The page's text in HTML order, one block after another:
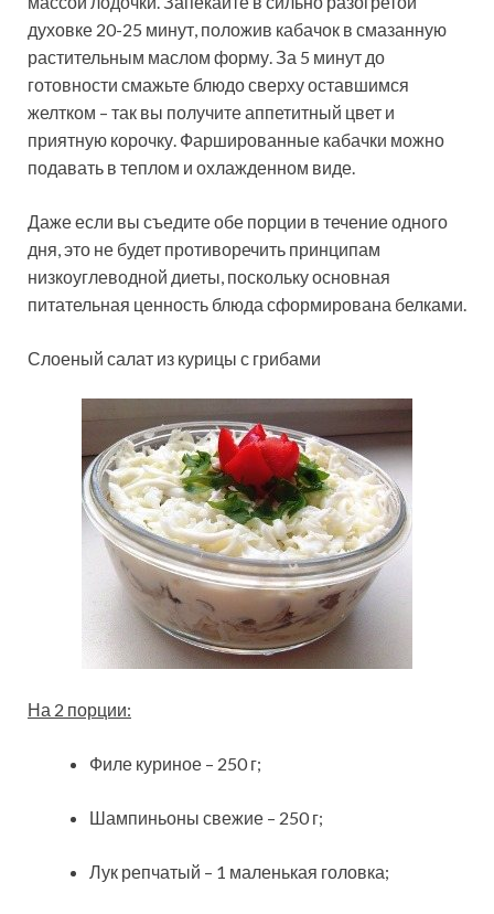
духовке 20-25 минут, положив кабачок в смазанную
растительным маслом форму. За 5 минут до
готовности смажьте блюдо сверху оставшимся
желтком – так вы получите аппетитный цвет и
приятную корочку. Фаршированные кабачки можно
подавать в теплом и охлажденном виде.
Даже если вы съедите обе порции в течение одного
дня, это не будет противоречить принципам
низкоуглеводной диеты, поскольку основная
питательная ценность блюда сформирована белками.
Слоеный салат из курицы с грибами
На 2 порции:
Филе куриное – 250 г;
Шампиньоны свежие – 250 г;
Лук репчатый – 1 маленькая головка;